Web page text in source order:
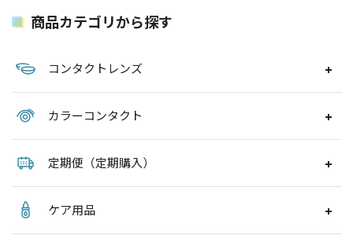
商品カテゴリから探す
コンタクトレンズ
カラーコンタクト
定期便（定期購入）
ケア用品